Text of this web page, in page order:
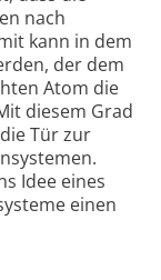
nach
kann in dem
der dem
Atom die
diesem Grad
Tür zur
Idee eines
einen